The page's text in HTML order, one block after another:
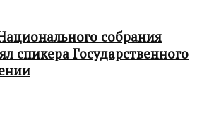
собрания
спикера Государственного